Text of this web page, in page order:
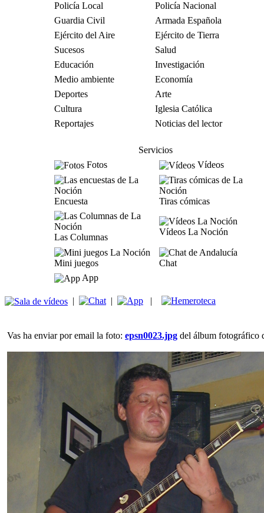
Policía Local
Policía Nacional
Guardia Civil
Armada Española
Ejército del Aire
Ejército de Tierra
Sucesos
Salud
Educación
Investigación
Medio ambiente
Economía
Deportes
Arte
Cultura
Iglesia Católica
Reportajes
Noticias del lector
Servicios
Fotos
Vídeos
Encuesta Tiras cómicas
Las Columnas
Vídeos La Noción
Mini juegos
Chat
App
| | |
Vas ha enviar por email la foto: epsn0023.jpg del álbum fotográfico